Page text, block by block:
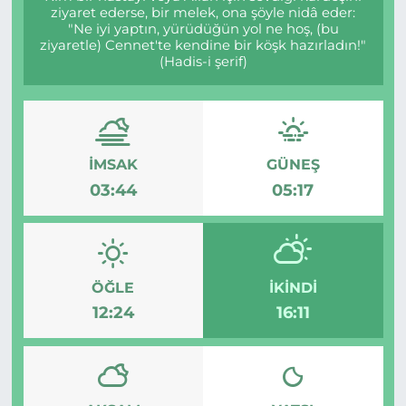
ziyaret ederse, bir melek, ona şöyle nidâ eder:
"Ne iyi yaptın, yürüdüğün yol ne hoş, (bu
ziyaretle) Cennet'te kendine bir köşk hazırladın!"
(Hadis-i şerif)
İMSAK
03:44
GÜNEŞ
05:17
ÖĞLE
12:24
İKINDI
16:11
MAGAZİN